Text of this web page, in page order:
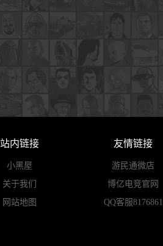
站内链接
小黑屋
关于我们
网站地图
友情链接
游民通微店
博亿电竞官网
QQ客服8176861